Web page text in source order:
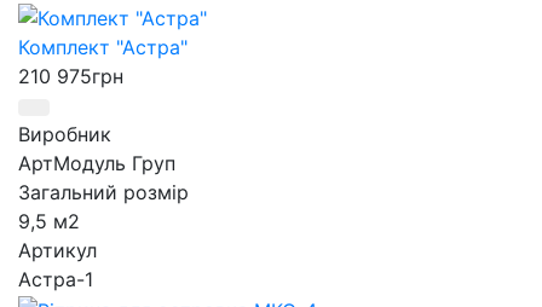
Комплект "Астра"
210 975грн
Виробник
АртМодуль Груп
Загальний розмір
9,5 м2
Артикул
Астра-1